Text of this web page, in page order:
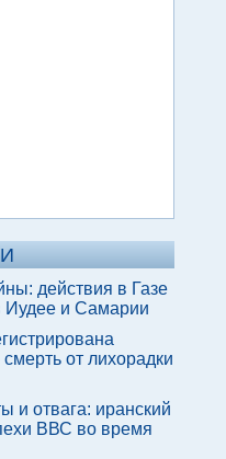
действия в Газе
Иудее и Самарии
от лихорадки
и отвага: иранский
ВВС во время